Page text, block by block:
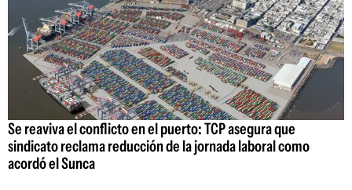
Se reaviva el conflicto en el puerto: TCP asegura que
sindicato reclama reducción de la jornada laboral como
acordó el Sunca